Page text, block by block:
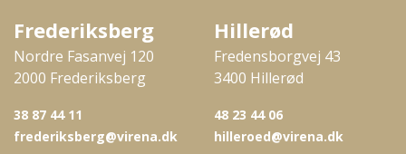
Frederiksberg
Nordre Fasanvej 120
2000 Frederiksberg
38 87 44 11
frederiksberg@virena.dk
Hillerød
Fredensborgvej 43
3400 Hillerød
48 23 44 06
hilleroed@virena.dk